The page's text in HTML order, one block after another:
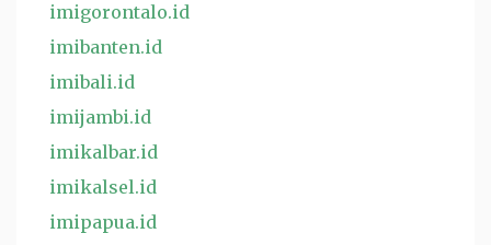
imigorontalo.id
imibanten.id
imibali.id
imijambi.id
imikalbar.id
imikalsel.id
imipapua.id